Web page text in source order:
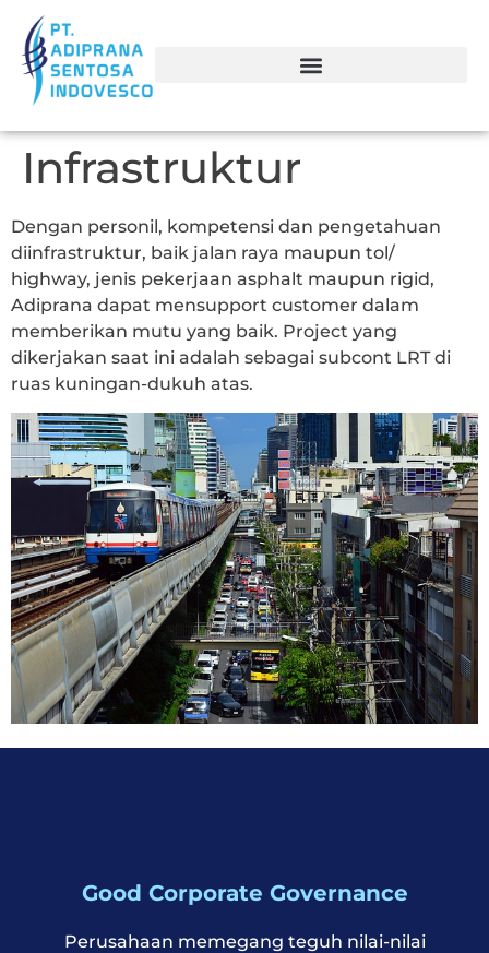
Infrastruktur
Dengan personil, kompetensi dan pengetahuan
diinfrastruktur, baik jalan raya maupun tol/
highway, jenis pekerjaan asphalt maupun rigid,
Adiprana dapat mensupport customer dalam
memberikan mutu yang baik. Project yang
dikerjakan saat ini adalah sebagai subcont LRT di
ruas kuningan-dukuh atas.
Good Corporate Governance
Perusahaan memegang teguh nilai-nilai